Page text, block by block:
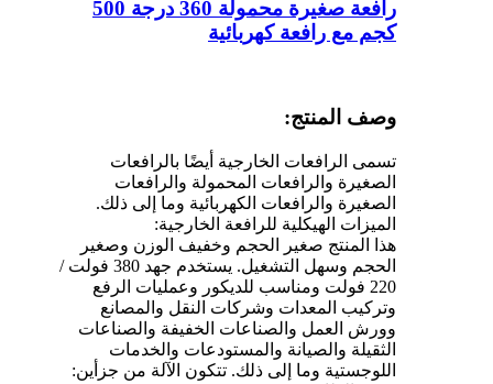
رافعة صغيرة محمولة 360 درجة 500
كجم مع رافعة كهربائية
وصف المنتج:
تسمى الرافعات الخارجية أيضًا بالرافعات
الصغيرة والرافعات المحمولة والرافعات
الصغيرة والرافعات الكهربائية وما إلى ذلك.
الميزات الهيكلية للرافعة الخارجية:
هذا المنتج صغير الحجم وخفيف الوزن وصغير
الحجم وسهل التشغيل. يستخدم جهد 380 فولت /
220 فولت ومناسب للديكور وعمليات الرفع
وتركيب المعدات وشركات النقل والمصانع
وورش العمل والصناعات الخفيفة والصناعات
الثقيلة والصيانة والمستودعات والخدمات
اللوجستية وما إلى ذلك. تتكون الآلة من جزأين: